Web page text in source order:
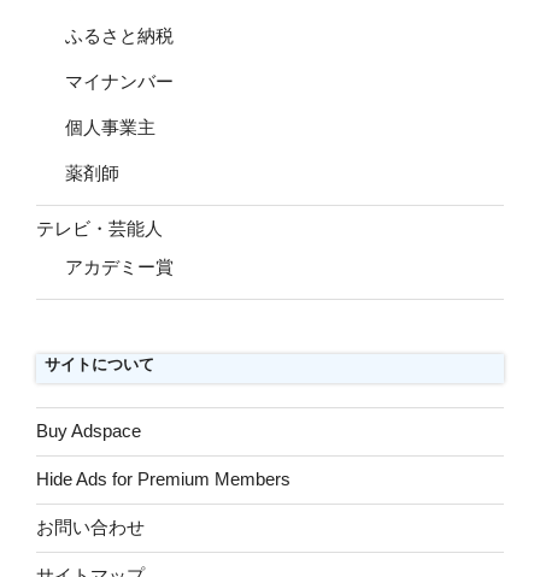
ふるさと納税
マイナンバー
個人事業主
薬剤師
テレビ・芸能人
アカデミー賞
サイトについて
Buy Adspace
Hide Ads for Premium Members
お問い合わせ